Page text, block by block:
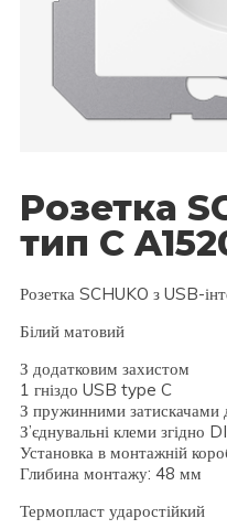
Розетка
тип C
Розетка SCHUKO з USB-
Білий матовий
З додатковим захистом
1 гніздо USB type C
З пружинними затискачами
З’єднувальні клеми згідно
Установка в монтажній
Глибина монтажу: 48 мм
Термопласт ударостійкий